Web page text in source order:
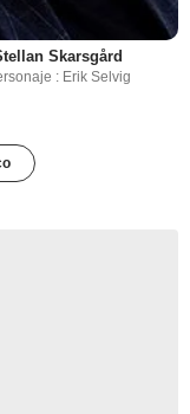
Skarsgård
: Erik Selvig